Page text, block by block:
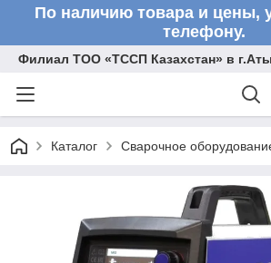
По наличию товара и цены,
телефону.
Филиал ТОО «ТССП Казахстан» в
Каталог Сварочное